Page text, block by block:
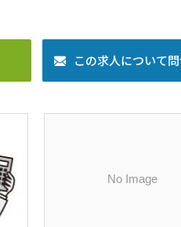
この求人について
No Image